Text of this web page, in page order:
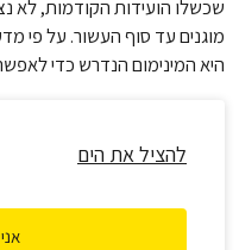
היא המינימום הנדרש כדי
להציל את הים